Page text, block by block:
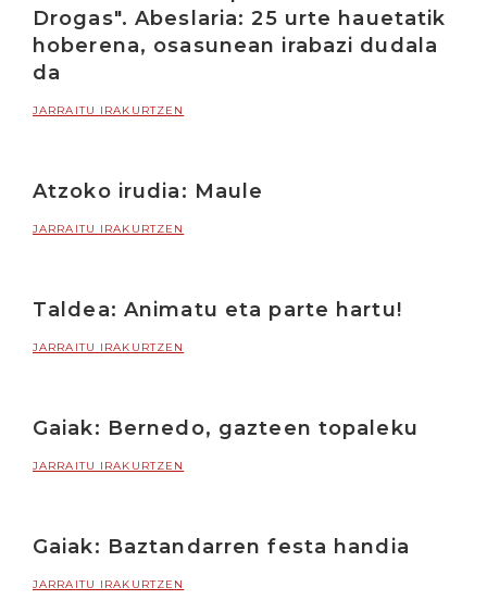
Drogas". Abeslaria: 25 urte hauetatik
hoberena, osasunean irabazi dudala
da
JARRAITU IRAKURTZEN
Atzoko irudia: Maule
JARRAITU IRAKURTZEN
Taldea: Animatu eta parte hartu!
JARRAITU IRAKURTZEN
Gaiak: Bernedo, gazteen topaleku
JARRAITU IRAKURTZEN
Gaiak: Baztandarren festa handia
JARRAITU IRAKURTZEN